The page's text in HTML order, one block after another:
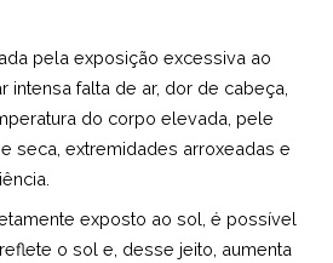
pela exposição excessiva ao
intensa falta de ar, dor de cabeça,
do corpo elevada, pele
seca, extremidades arroxeadas e
exposto ao sol, é possível
o sol e, desse jeito, aumenta